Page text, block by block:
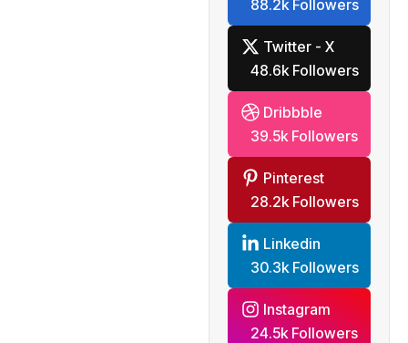
88.2k Followers
Twitter - X
48.6k Followers
Dribbble
39.5k Followers
Pinterest
28.2k Followers
Linkedin
30.3k Followers
Instagram
24.5k Followers